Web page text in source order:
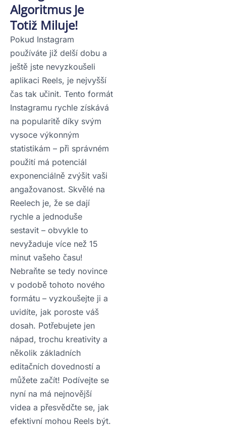
Algoritmus Je
Totiž Miluje!
Pokud Instagram
používáte již delší dobu a
ještě jste nevyzkoušeli
aplikaci Reels, je nejvyšší
čas tak učinit. Tento formát
Instagramu rychle získává
na popularitě díky svým
vysoce výkonným
statistikám – při správném
použití má potenciál
exponenciálně zvýšit vaši
angažovanost. Skvělé na
Reelech je, že se dají
rychle a jednoduše
sestavit – obvykle to
nevyžaduje více než 15
minut vašeho času!
Nebraňte se tedy novince
v podobě tohoto nového
formátu – vyzkoušejte ji a
uvidíte, jak poroste váš
dosah. Potřebujete jen
nápad, trochu kreativity a
několik základních
editačních dovedností a
můžete začít! Podívejte se
nyní na má nejnovější
videa a přesvědčte se, jak
efektivní mohou Reels být.